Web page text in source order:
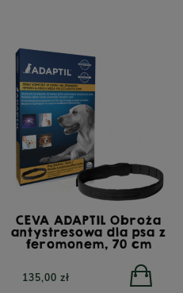
CEVA ADAPTIL Obroża
antystresowa dla psa z
feromonem, 70 cm
135,00 zł